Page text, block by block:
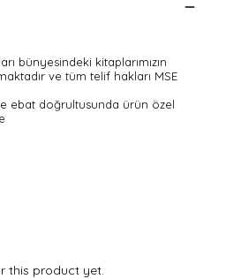
bünyesindeki kitaplarımızın
ve tüm telif hakları MSE
ebat doğrultusunda ürün özel
this product yet.